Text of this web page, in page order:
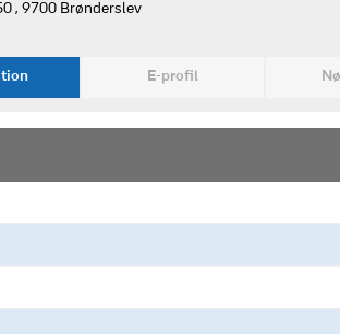
, 9700 Brønderslev
E-profil